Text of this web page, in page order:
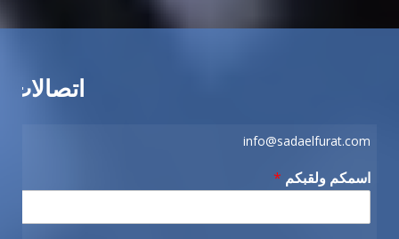
اتصالات
info@sadaelfurat.com
اسمكم ولقبكم *